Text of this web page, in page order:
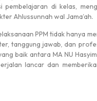
pembelajaran di kelas,
Ahlussunnah wal Jama’ah.
PPM tidak hanya
tanggung jawab, dan
baik antara MA NU
lancar dan